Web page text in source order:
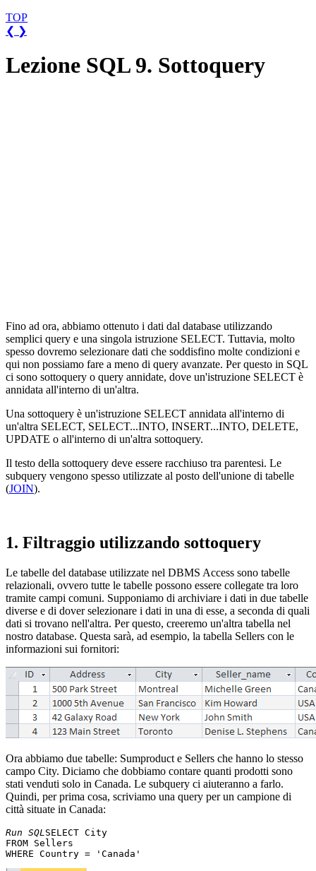
TOP
❮ ❯
Lezione SQL 9. Sottoquery
Fino ad ora, abbiamo ottenuto i dati dal database utilizzando
semplici query e una singola istruzione SELECT. Tuttavia, molto
spesso dovremo selezionare dati che soddisfino molte condizioni e
qui non possiamo fare a meno di query avanzate. Per questo in SQL
ci sono sottoquery o query annidate, dove un'istruzione SELECT è
annidata all'interno di un'altra.
Una sottoquery è un'istruzione SELECT annidata all'interno di
un'altra SELECT, SELECT...INTO, INSERT...INTO, DELETE,
UPDATE o all'interno di un'altra sottoquery.
Il testo della sottoquery deve essere racchiuso tra parentesi. Le
subquery vengono spesso utilizzate al posto dell'unione di tabelle
(JOIN).
1. Filtraggio utilizzando sottoquery
Le tabelle del database utilizzate nel DBMS Access sono tabelle
relazionali, ovvero tutte le tabelle possono essere collegate tra loro
tramite campi comuni. Supponiamo di archiviare i dati in due tabelle
diverse e di dover selezionare i dati in una di esse, a seconda di quali
dati si trovano nell'altra. Per questo, creeremo un'altra tabella nel
nostro database. Questa sarà, ad esempio, la tabella Sellers con le
informazioni sui fornitori:
Ora abbiamo due tabelle: Sumproduct e Sellers che hanno lo stesso
campo City. Diciamo che dobbiamo contare quanti prodotti sono
stati venduti solo in Canada. Le subquery ci aiuteranno a farlo.
Quindi, per prima cosa, scriviamo una query per un campione di
città situate in Canada:
Run SQL SELECT City
FROM Sellers